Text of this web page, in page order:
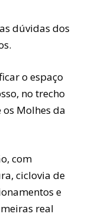
dúvidas dos
o espaço
no trecho
Molhes da
com
ciclovia de
e
real